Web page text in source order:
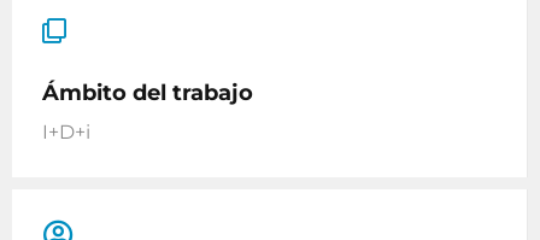
Ámbito del trabajo
I+D+i